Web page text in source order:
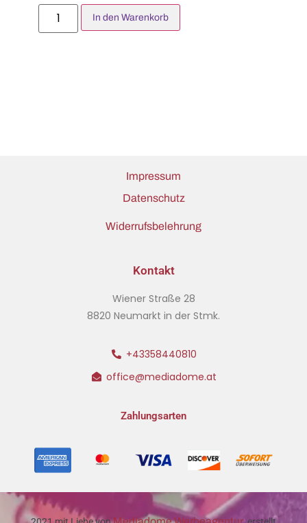
In den Warenkorb
Impressum
Datenschutz
Widerrufsbelehrung
Kontakt
Wiener Straße 28
8820 Neumarkt in der Stmk.
+43358440810
office@mediadome.at
Zahlungsarten